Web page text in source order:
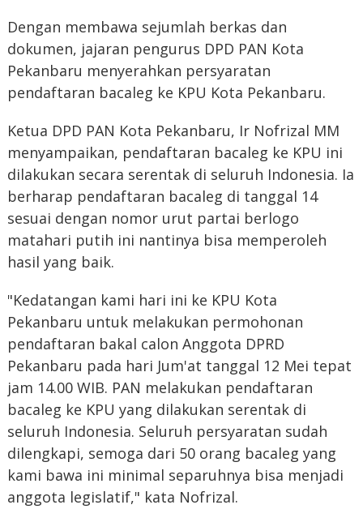
Dengan membawa sejumlah berkas dan
dokumen, jajaran pengurus DPD PAN Kota
Pekanbaru menyerahkan persyaratan
pendaftaran bacaleg ke KPU Kota Pekanbaru.
Ketua DPD PAN Kota Pekanbaru, Ir Nofrizal MM
menyampaikan, pendaftaran bacaleg ke KPU ini
dilakukan secara serentak di seluruh Indonesia. Ia
berharap pendaftaran bacaleg di tanggal 14
sesuai dengan nomor urut partai berlogo
matahari putih ini nantinya bisa memperoleh
hasil yang baik.
"Kedatangan kami hari ini ke KPU Kota
Pekanbaru untuk melakukan permohonan
pendaftaran bakal calon Anggota DPRD
Pekanbaru pada hari Jum'at tanggal 12 Mei tepat
jam 14.00 WIB. PAN melakukan pendaftaran
bacaleg ke KPU yang dilakukan serentak di
seluruh Indonesia. Seluruh persyaratan sudah
dilengkapi, semoga dari 50 orang bacaleg yang
kami bawa ini minimal separuhnya bisa menjadi
anggota legislatif," kata Nofrizal.